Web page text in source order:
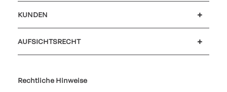
KUNDEN
AUFSICHTSRECHT
Rechtliche Hinweise